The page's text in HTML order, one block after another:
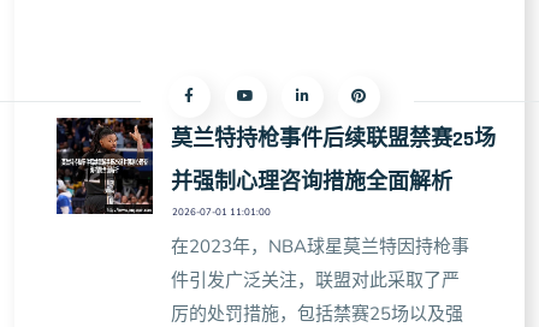
莫兰特持枪事件后续联盟禁赛25场
并强制心理咨询措施全面解析
2026-07-01 11:01:00
在2023年，NBA球星莫兰特因持枪事
件引发广泛关注，联盟对此采取了严
厉的处罚措施，包括禁赛25场以及强